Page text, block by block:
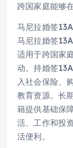
跨国家庭能够
马尼拉婚签
马尼拉婚签
适用于跨国家
动。持婚签
入社会保险、
教育资源。长
籍提供基础保
活、工作和投
活便利。